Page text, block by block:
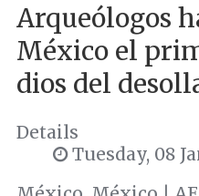
Arqueólogos
México el
dios del
Details
Tuesday, 08